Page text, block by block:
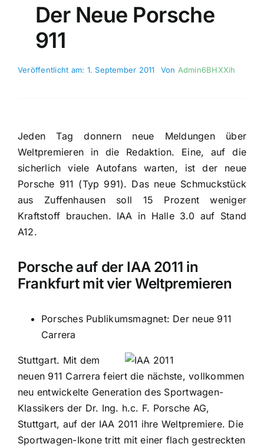
Der Neue Porsche
911
Veröffentlicht am: 1. September 2011 Von Admin6BHXXih
Jeden Tag donnern neue Meldungen über
Weltpremieren in die Redaktion. Eine, auf die
sicherlich viele Autofans warten, ist der neue
Porsche 911 (Typ 991). Das neue Schmuckstück
aus Zuffenhausen soll 15 Prozent weniger
Kraftstoff brauchen. IAA in Halle 3.0 auf Stand
A12.
Porsche auf der IAA 2011 in
Frankfurt mit vier Weltpremieren
Porsches Publikumsmagnet: Der neue 911
Carrera
Stuttgart. Mit dem
neuen 911 Carrera feiert die nächste, vollkommen
neu entwickelte Generation des Sportwagen-
Klassikers der Dr. Ing. h.c. F. Porsche AG,
Stuttgart, auf der IAA 2011 ihre Weltpremiere. Die
Sportwagen-Ikone tritt mit einer flach gestreckten